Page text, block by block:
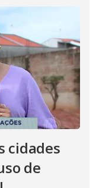
cidades
de